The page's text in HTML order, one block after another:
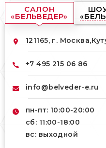
САЛОН
«БЕЛЬВЕДЕР»
121165, г. Москва,
+7 495 215 06 86
info@belveder-e.ru
пн-пт: 10:00-20:00
сб: 11:00-18:00
вс: выходной